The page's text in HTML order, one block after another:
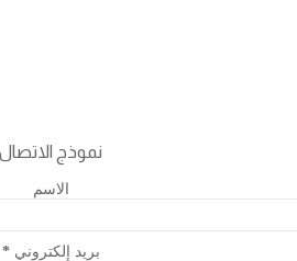
نموذج الاتصال
الاسم
بريد إلكتروني*